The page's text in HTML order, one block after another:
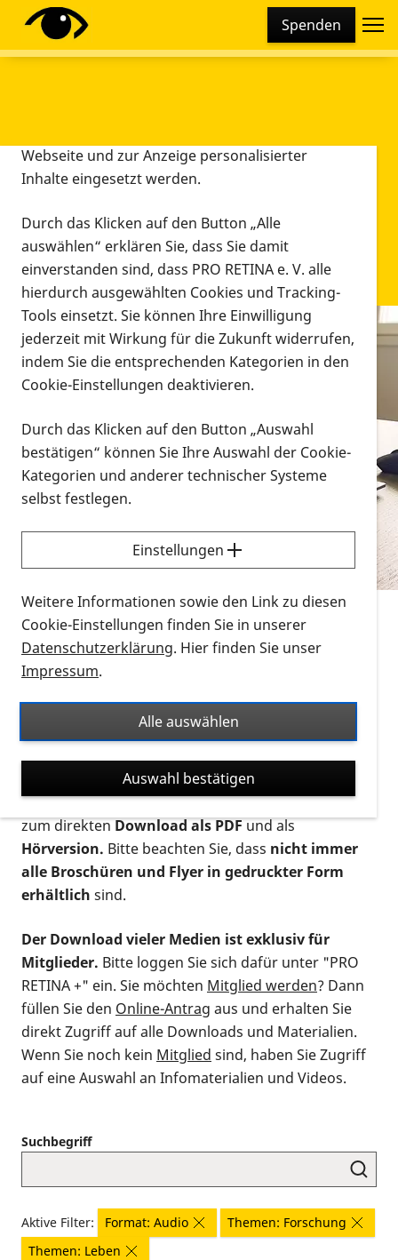
Spenden
Infomaterial
Infomaterial
Vorlesen
Alle Infomaterialien in verschiedenen
Formaten an einem Ort
Sie möchten wissen, wie Sie nach Infonmaterial
suchen und dieses bestellen bzw. herunterladen
können? Schauen Sie sich dieErklärvideos zum
Thema Infomaterial auf der PRO RETINA-Website
für blinde und sehbehinderte Menschen an.
Auf dieser Seite finden Sie sämtliches Infomaterial
Ort. Nutzen Sie den Formatfilter, um ausschließlich
nach Flyern und Broschüren, Audios oder Videos zu
suchen. Die meisten Flyer und Broschüren werden in
verschiedenen Formaten angeboten: zur
postalischen Bestellung als gedruckte Variante
zum direktenDownload als PDFund als
Hörversion. Bitte beachten Sie, dass nicht immer
alle Broschüren und Flyer in gedruckter Form
erhältlich sind.
Der Download vieler Medien ist exklusiv für
Mitglieder. Bitte loggen Sie sich dafür unter "PRO
RETINA +" ein. Sie möchten Mitglied werden? Dann
füllen Sie den Online-Antrag aus und erhalten Sie
direkt Zugriff auf alle Downloads und Materialien.
Wenn Sie noch kein Mitglied sind, haben Sie Zugriff
auf eine Auswahl an Infomaterialien und Videos.
Suchbegriff
Aktive Filter: Format: Audio
Themen: Forschung
Themen: Leben
Diese Webseite setzt verschiedene Cookies und
Tracking-Tools ein. Dies beinhaltet Cookies und
Webseite und zur Anzeige personalisierter
Inhalte eingesetzt werden.
Durch das Klicken auf den Button „Alle
auswählen“ erklären Sie, dass Sie damit
einverstanden sind, dass PRO RETINA e. V. alle
hierdurch ausgewählten Cookies und Tracking-
Tools einsetzt. Sie können Ihre Einwilligung
jederzeit mit Wirkung für die Zukunft widerrufen,
indem Sie die entsprechenden Kategorien in den
Cookie-Einstellungen deaktivieren.
Durch das Klicken auf den Button „Auswahl
bestätigen“ können Sie Ihre Auswahl der Cookie-
Kategorien und anderer technischer Systeme
selbst festlegen.
Einstellungen
Weitere Informationen sowie den Link zu diesen
Cookie-Einstellungen finden Sie in unserer
Datenschutzerklärung. Hier finden Sie unser
Impressum.
Alle auswählen
Auswahl bestätigen